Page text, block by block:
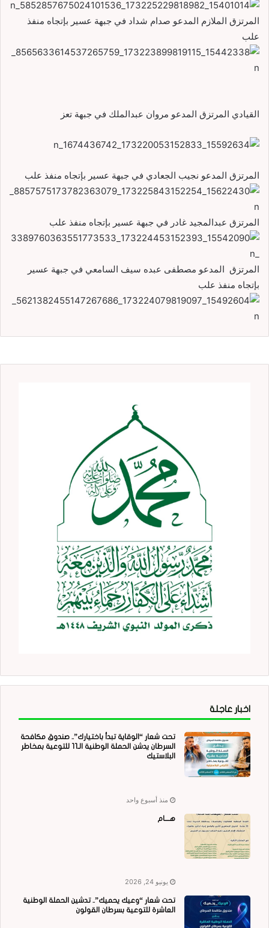
المرتزق الملازم المدعو صدام شداد في جبهة عسير بإتجاه منفذ
علب
القيادي المرتزق المدعو مروان عبدالملك في جبهة تعز
المرتزق المدعو نجيب الجعادي في جبهة عسير بإتجاه منفذ علب
المرتزق عبدالمجيد غادر في جبهة عسير بإتجاه منفذ علب
المرتزق المدعو مصطفى عبده سيف السامعي في جبهة عسير
بإتجاه منفذ علب
اخبار عاجلة
تحت شعار “الوقاية تبدأ باختيارك”.. صندوق مكافحة
السرطان يدشن الحملة الوطنية الـ11 للتوعية بمخاطر
البلاستيك
منذ أسبوع واحد
هــــام
يونيو 24, 2026
تحت شعار “وعيك يحميك”.. تدشين الحملة الوطنية
العاشرة للتوعية بسرطان القولون